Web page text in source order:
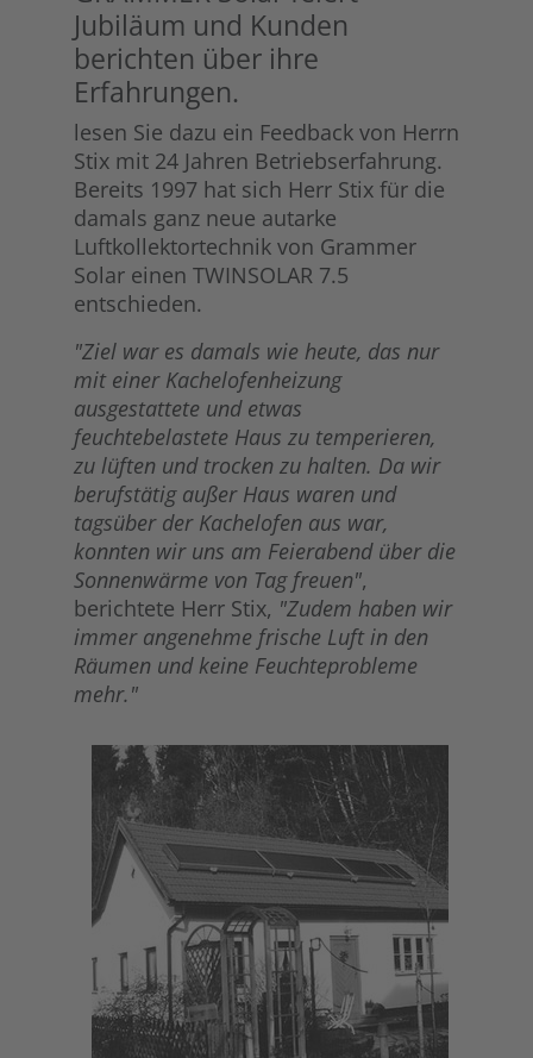
Jubiläum und Kunden
berichten über ihre
Erfahrungen.
lesen Sie dazu ein Feedback von Herrn
Stix mit 24 Jahren Betriebserfahrung.
Bereits 1997 hat sich Herr Stix für die
damals ganz neue autarke
Luftkollektortechnik von Grammer
Solar einen TWINSOLAR 7.5
entschieden.
"Ziel war es damals wie heute, das nur
mit einer Kachelofenheizung
ausgestattete und etwas
feuchtebelastete Haus zu temperieren,
zu lüften und trocken zu halten. Da wir
berufstätig außer Haus waren und
tagsüber der Kachelofen aus war,
konnten wir uns am Feierabend über die
Sonnenwärme von Tag freuen",
berichtete Herr Stix, "Zudem haben wir
immer angenehme frische Luft in den
Räumen und keine Feuchteprobleme
mehr."